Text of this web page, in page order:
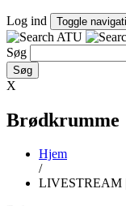
Log ind Toggle
Søg
X
Brødkrumme
Hjem
/
LIVESTREAM